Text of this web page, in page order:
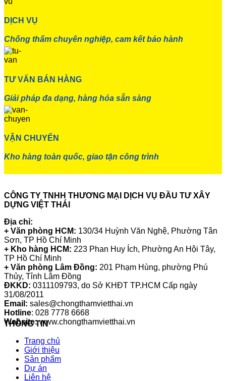
DỊCH VỤ
Chống thấm chuyên nghiệp, cam kết bảo hành
TƯ VẤN BÁN HÀNG
Giải pháp đa dạng, hàng hóa sẵn sàng
VẬN CHUYỂN
Kho hàng toàn quốc, giao tận công trình
CÔNG TY TNHH THƯƠNG MẠI DỊCH VỤ ĐẦU TƯ XÂY
DỰNG VIỆT THÁI
Địa chỉ:
+ Văn phòng HCM: 130/34 Huỳnh Văn Nghệ, Phường Tân
Sơn, TP Hồ Chí Minh
+ Kho hàng HCM: 223 Phan Huy Ích, Phường An Hội Tây,
TP Hồ Chí Minh
+ Văn phòng Lâm Đồng: 201 Phạm Hùng, phường Phú
Thủy, Tỉnh Lâm Đồng
ĐKKD: 0311109793, do Sở KHĐT TP.HCM Cấp ngày
31/08/2011
Email: sales@chongthamvietthai.vn
Hotline: 028 7778 6668
Website:www.chongthamvietthai.vn
THÔNG TIN
Trang chủ
Giới thiệu
Sản phẩm
Dự án
Liên hệ